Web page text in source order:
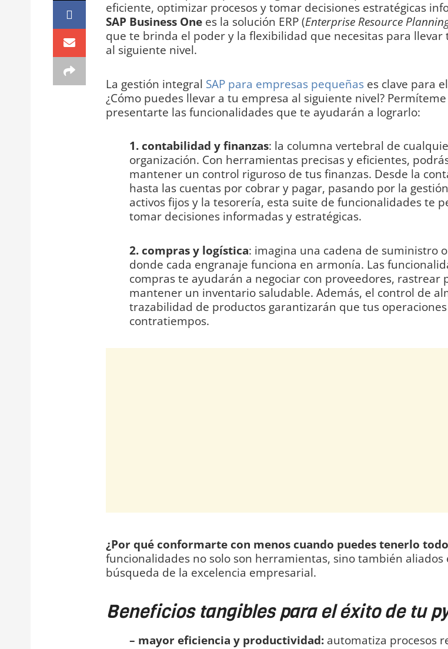
eficiente, optimizar procesos y tomar decisiones estratégicas
SAP Business Onees la solución ERP (Enterprise Resource
que te brinda el poder y la flexibilidad que necesitas para llevar
al siguiente nivel.
La gestión integral SAP para empresas pequeñases clave para
¿Cómo puedes llevar a tu empresa al siguiente nivel? Permíteme
presentarte las funcionalidades que te ayudarán a lograrlo:
1. contabilidad y finanzas: la columna vertebral de
organización. Con herramientas precisas y eficientes,
mantener un control riguroso de tus finanzas. Desde la
hasta las cuentas por cobrar y pagar, pasando por la
activos fijos y la tesorería, esta suite de funcionalidades te
tomar decisiones informadas y estratégicas.
2. compras y logística: imagina una cadena de suministro
donde cada engranaje funciona en armonía. Las
compras te ayudarán a negociar con proveedores, rastrear
mantener un inventario saludable. Además, el control de
trazabilidad de productos garantizarán que tus
contratiempos.
¿Por qué conformarte con menos cuando puedes tenerlo
funcionalidades no solo son herramientas, sino también aliados
búsqueda de la excelencia empresarial.
Beneficios tangibles para el éxito de tu
– mayor eficiencia y productividad:automatiza procesos